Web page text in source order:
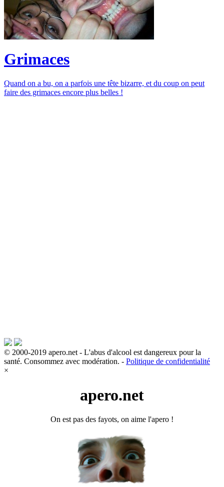
Grimaces
Quand on a bu, on a parfois une tête bizarre, et du coup on peut
faire des grimaces encore plus belles !
© 2000-2019 apero.net - L'abus d'alcool est dangereux pour la
santé. Consommez avec modération. - Politique de confidentialité
×
apero.net
On est pas des fayots, on aime l'apero !